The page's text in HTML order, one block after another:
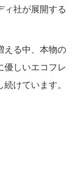
ィ社が展開する
える中、本物の
優しいエコフレ
けています。